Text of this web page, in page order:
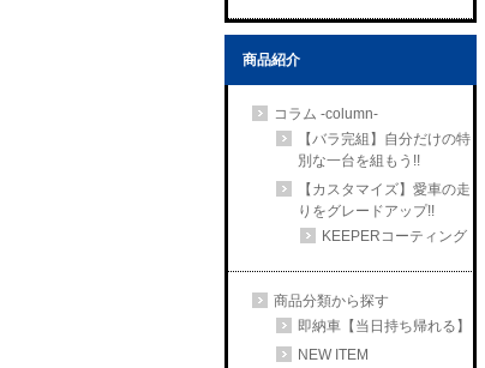
商品紹介
コラム -column-
【バラ完組】自分だけの特
別な一台を組もう!!
【カスタマイズ】愛車の走
りをグレードアップ!!
KEEPERコーティング
商品分類から探す
即納車【当日持ち帰れる】
NEW ITEM